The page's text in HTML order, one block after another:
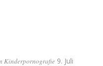
Kinderpornografie 9. Juli